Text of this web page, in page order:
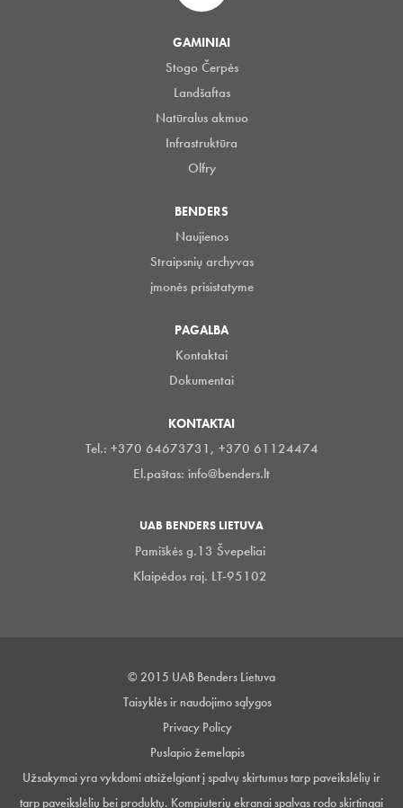
GAMINIAI
Stogo Čerpės
Landšaftas
Natūralus akmuo
Infrastruktūra
Olfry
BENDERS
Naujienos
Straipsnių archyvas
įmonės prisistatyme
PAGALBA
Kontaktai
Dokumentai
KONTAKTAI
Tel.: +370 64673731, +370 61124474
El.paštas: info@benders.lt
UAB BENDERS LIETUVA
Pamiškės g.13 Švepeliai
Klaipėdos raj. LT-95102
© 2015 UAB Benders Lietuva
Taisyklės ir naudojimo sąlygos
Privacy Policy
Puslapio žemelapis
Užsakymai yra vykdomi atsiželgiant į spalvų skirtumus tarp paveikslėlių ir
tarp paveikslėlių bei produktų. Kompiuterių ekranai spalvas rodo skirtingai